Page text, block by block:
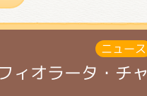
ニュース
ィオラータ・チャ